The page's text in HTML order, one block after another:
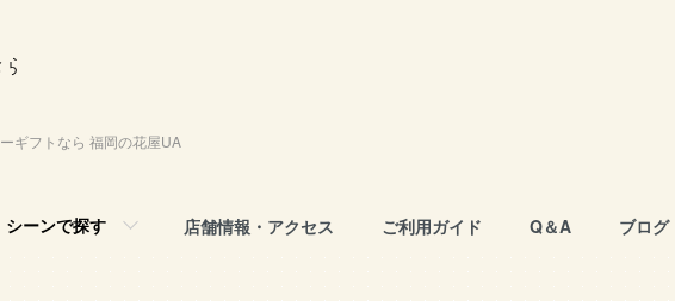
ギフトなら 福岡の花屋UA
シーンで探す 店舗情報・アクセス ご利用ガイド Q＆A ブログ